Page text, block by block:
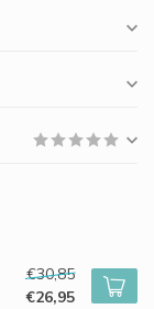
€30,85
€26,95